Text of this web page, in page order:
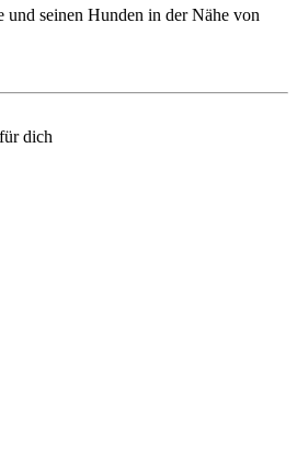
und seinen Hunden in der Nähe von
dich